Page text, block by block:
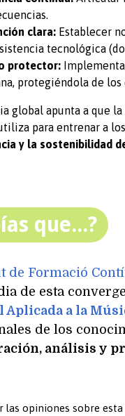
clara: Establecer
tecnológica
protector:
protegiéndola de
global apunta a que
para entrenar a
y la sostenibilidad
que...?
de Formació
de esta
a la
de los
análisis y
las opiniones sobre